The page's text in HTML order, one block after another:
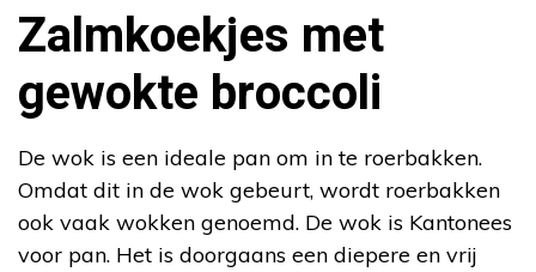
Zalmkoekjes met
gewokte broccoli
De wok is een ideale pan om in te roerbakken.
Omdat dit in de wok gebeurt, wordt roerbakken
ook vaak wokken genoemd. De wok is Kantonees
voor pan. Het is doorgaans een diepere en vrij